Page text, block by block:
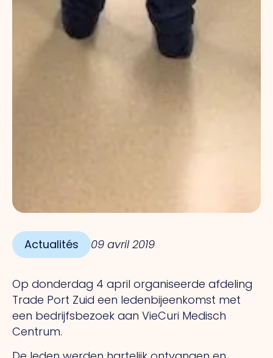
Actualités 09 avril 2019
Op donderdag 4 april organiseerde afdeling
Trade Port Zuid een ledenbijeenkomst met
een bedrijfsbezoek aan VieCuri Medisch
Centrum.